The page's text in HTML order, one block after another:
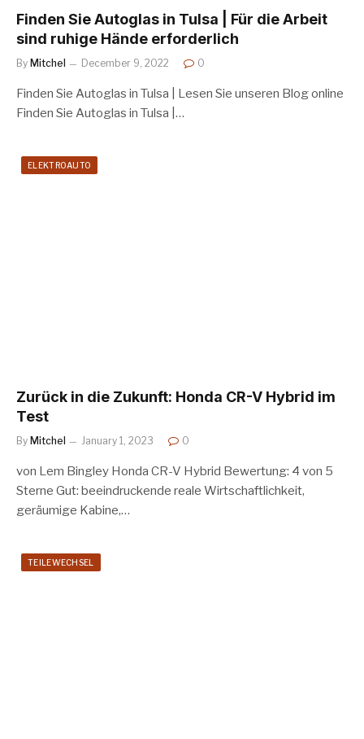
Finden Sie Autoglas in Tulsa | Für die Arbeit
sind ruhige Hände erforderlich
By Mitchel December 9, 2022 0
Finden Sie Autoglas in Tulsa | Lesen Sie unseren Blog online
Finden Sie Autoglas in Tulsa |…
ELEKTROAUTO
Zurück in die Zukunft: Honda CR-V Hybrid im
Test
By Mitchel January 1, 2023 0
von Lem Bingley Honda CR-V Hybrid Bewertung: 4 von 5
Sterne Gut: beeindruckende reale Wirtschaftlichkeit,
geräumige Kabine,…
TEILEWECHSEL